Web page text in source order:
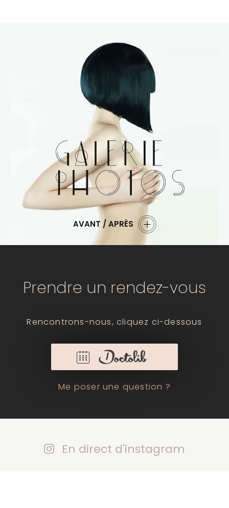
AVANT / APRÈS
Prendre un rendez-vous
Rencontrons-nous, cliquez ci-dessous
Me poser une question ?
En direct d'instagram